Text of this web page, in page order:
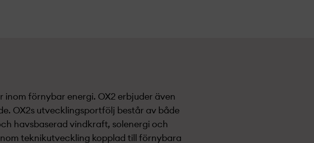
inom förnybar energi. OX2 erbjuder även
OX2s utvecklingsportfölj består av både
havsbaserad vindkraft, solenergi och
teknikutveckling kopplad till förnybara